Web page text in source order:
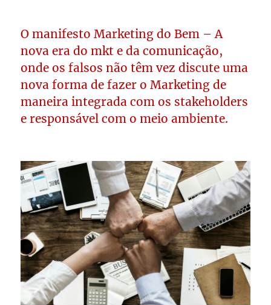
O manifesto Marketing do Bem – A
nova era do mkt e da comunicação,
onde os falsos não têm vez discute uma
nova forma de fazer o Marketing de
maneira integrada com os stakeholders
e responsável com o meio ambiente.